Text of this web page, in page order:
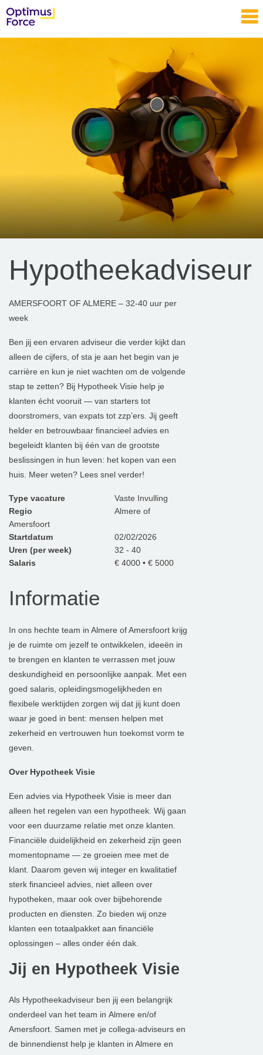
Hypotheekadviseur
AMERSFOORT OF ALMERE – 32-40 uur per
week
Ben jij een ervaren adviseur die verder kijkt dan
alleen de cijfers, of sta je aan het begin van je
carrière en kun je niet wachten om de volgende
stap te zetten? Bij Hypotheek Visie help je
klanten écht vooruit — van starters tot
doorstromers, van expats tot zzp’ers. Jij geeft
helder en betrouwbaar financieel advies en
begeleidt klanten bij één van de grootste
beslissingen in hun leven: het kopen van een
huis. Meer weten? Lees snel verder!
Type vacature
Vaste Invulling
Regio
Almere of
Amersfoort
Startdatum
02/02/2026
Uren (per week)
32 - 40
Salaris
€ 4000 • € 5000
Informatie
In ons hechte team in Almere of Amersfoort krijg
je de ruimte om jezelf te ontwikkelen, ideeën in
te brengen en klanten te verrassen met jouw
deskundigheid en persoonlijke aanpak. Met een
goed salaris, opleidingsmogelijkheden en
flexibele werktijden zorgen wij dat jij kunt doen
waar je goed in bent: mensen helpen met
zekerheid en vertrouwen hun toekomst vorm te
geven.
Over Hypotheek Visie
Een advies via Hypotheek Visie is meer dan
alleen het regelen van een hypotheek. Wij gaan
voor een duurzame relatie met onze klanten.
Financiële duidelijkheid en zekerheid zijn geen
momentopname — ze groeien mee met de
klant. Daarom geven wij integer en kwalitatief
sterk financieel advies, niet alleen over
hypotheken, maar ook over bijbehorende
producten en diensten. Zo bieden wij onze
klanten een totaalpakket aan financiële
oplossingen – alles onder één dak.
Jij en Hypotheek Visie
Als Hypotheekadviseur ben jij een belangrijk
onderdeel van het team in Almere en/of
Amersfoort. Samen met je collega-adviseurs en
de binnendienst help je klanten in Almere en